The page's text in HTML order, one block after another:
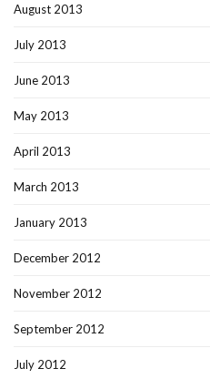
August 2013
July 2013
June 2013
May 2013
April 2013
March 2013
January 2013
December 2012
November 2012
September 2012
July 2012